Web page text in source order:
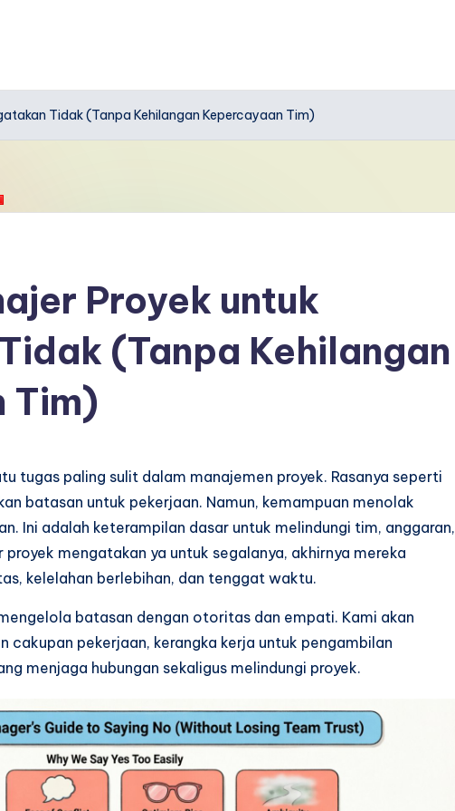
Tidak (Tanpa Kehilangan Kepercayaan Tim)
Proyek untuk
(Tanpa Kehilangan
Tim)
tugas paling sulit dalam manajemen proyek. Rasanya seperti
batasan untuk pekerjaan. Namun, kemampuan menolak
Ini adalah keterampilan dasar untuk melindungi tim, anggaran,
mengatakan ya untuk segalanya, akhirnya mereka
kelelahan berlebihan, dan tenggat waktu.
batasan dengan otoritas dan empati. Kami akan
cakupan pekerjaan, kerangka kerja untuk pengambilan
menjaga hubungan sekaligus melindungi proyek.